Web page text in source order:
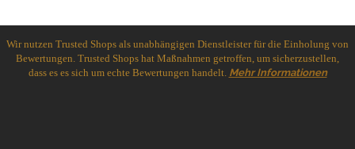
Wir nutzen Trusted Shops als unabhängigen Dienstleister für die Einholung von
Bewertungen. Trusted Shops hat Maßnahmen getroffen, um sicherzustellen,
dass es es sich um echte Bewertungen handelt. Mehr Informationen